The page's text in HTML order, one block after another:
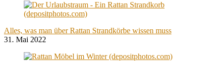
Alles, was man über Rattan Strandkörbe wissen muss
31. Mai 2022